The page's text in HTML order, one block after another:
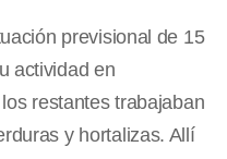
previsional de 15
actividad en
restantes trabajaban
y hortalizas. Allí